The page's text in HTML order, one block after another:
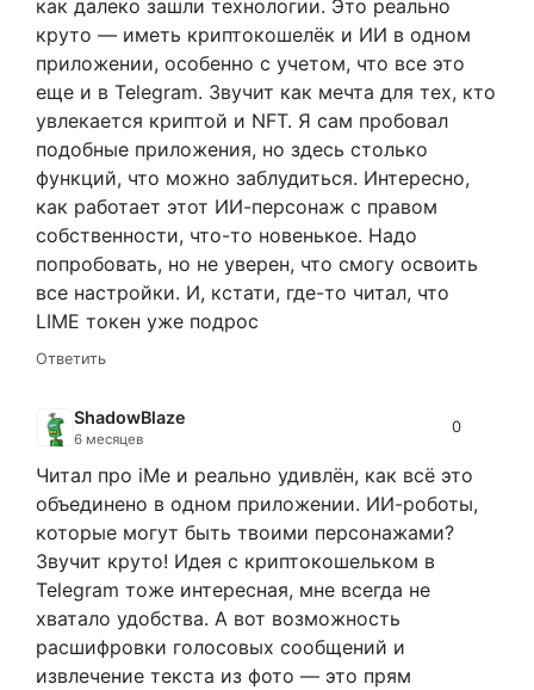
как далеко зашли технологии. Это реально
круто — иметь криптокошелёк и ИИ в одном
приложении, особенно с учетом, что все это
еще и в Telegram. Звучит как мечта для тех, кто
увлекается криптой и NFT. Я сам пробовал
подобные приложения, но здесь столько
функций, что можно заблудиться. Интересно,
как работает этот ИИ-персонаж с правом
собственности, что-то новенькое. Надо
попробовать, но не уверен, что смогу освоить
все настройки. И, кстати, где-то читал, что
LIME токен уже подрос
Ответить
ShadowBlaze
6 месяцев
0
Читал про iMe и реально удивлён, как всё это
объединено в одном приложении. ИИ-роботы,
которые могут быть твоими персонажами?
Звучит круто! Идея с криптокошельком в
Telegram тоже интересная, мне всегда не
хватало удобства. А вот возможность
расшифровки голосовых сообщений и
извлечение текста из фото — это прям